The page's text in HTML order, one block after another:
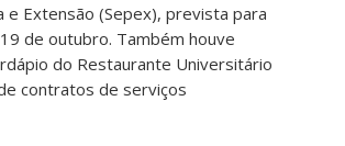
e Extensão (Sepex), prevista para
de outubro. Também houve
do Restaurante Universitário
contratos de serviços